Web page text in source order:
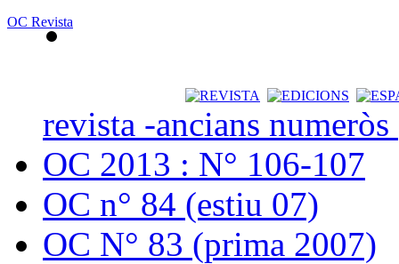
OC Revista
revista -ancians
OC 2013 : N° 106-107
OC n° 84 (estiu 07)
OC N° 83 (prima 2007)